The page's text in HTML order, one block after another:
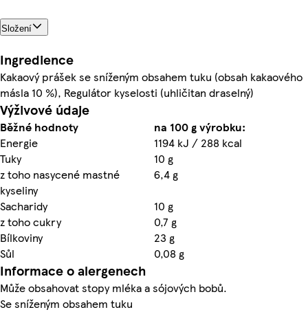
Složení
Ingredience
Kakaový prášek se sníženým obsahem tuku (obsah kakaového
másla 10 %), Regulátor kyselosti (uhličitan draselný)
Výživové údaje
Běžné hodnoty
na 100 g výrobku:
Energie
1194 kJ / 288 kcal
Tuky
10 g
z toho nasycené mastné
kyseliny
6,4 g
Sacharidy
10 g
z toho cukry
0,7 g
Bílkoviny
23 g
Sůl
0,08 g
Informace o alergenech
Může obsahovat stopy mléka a sójových bobů.
Se sníženým obsahem tuku